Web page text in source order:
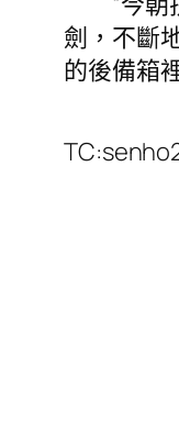
劍，不斷
的後備箱